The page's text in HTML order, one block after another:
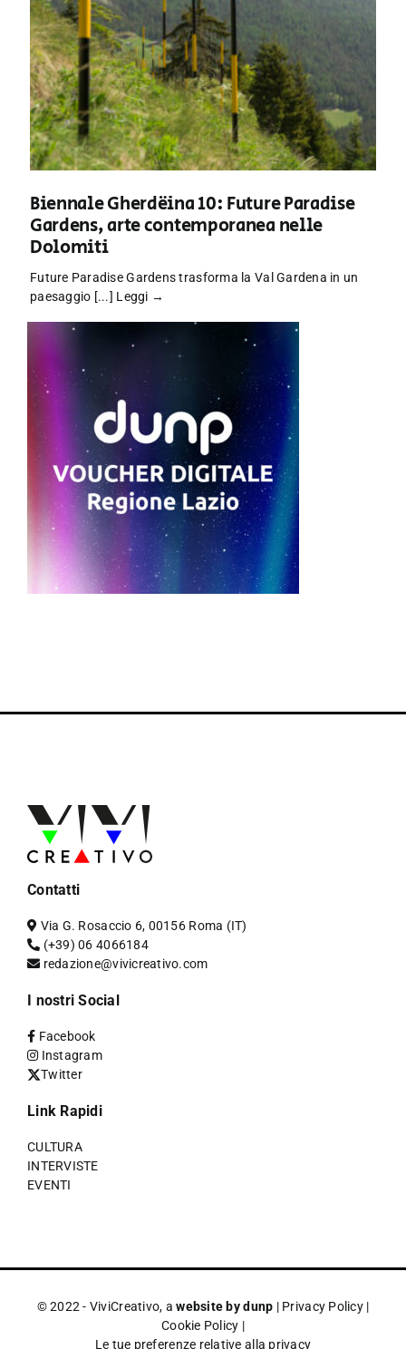
Biennale Gherdëina 10: Future Paradise
Gardens, arte contemporanea nelle
Dolomiti
Future Paradise Gardens trasforma la Val Gardena in un
paesaggio [...] Leggi →
Contatti
Via G. Rosaccio 6, 00156 Roma (IT)
(+39) 06 4066184
redazione@vivicreativo.com
I nostri Social
Facebook
Instagram
Twitter
Link Rapidi
CULTURA
INTERVISTE
EVENTI
© 2022 - ViviCreativo, awebsite by dunp | Privacy Policy|
Cookie Policy |
Le tue preferenze relative alla privacy